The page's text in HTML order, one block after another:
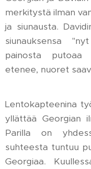
merkitystä ilman
ja siunausta.
siunauksensa
painosta putoaa
etenee, nuoret
Lentokapteenina
yllättää Georgian
Parilla on
suhteesta tuntuu
Georgiaa.